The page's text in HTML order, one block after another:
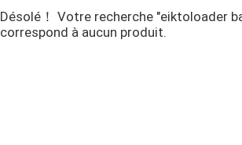
Désolé！ Votre recherche "eiktoloader
correspond à aucun produit.